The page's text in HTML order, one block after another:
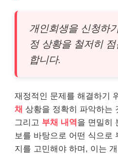
개인회생을 신청하
정 상황을 철저히
합니다.
재정적인 문제를 해결하기
채 상황을 정확히 파악하는
그리고 부채 내역 을 면밀히
보를 바탕으로 어떤 식으로
지를 고민해야 하며, 이는